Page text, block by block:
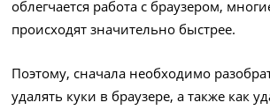
облегчается работа с браузером,
происходят значительно быстрее.
Поэтому, сначала необходимо
удалять куки в браузере, а также как